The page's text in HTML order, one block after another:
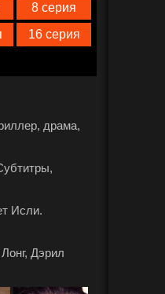
8 серия
16 серия
драма,
Исли.
Дэрил